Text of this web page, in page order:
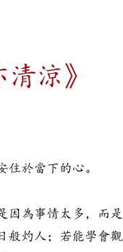
涼》
住於當下的心。
因為事情太多，而是
般灼人；若能學會觀